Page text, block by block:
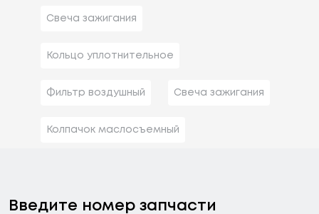
Свеча зажигания
Кольцо уплотнительное
Фильтр воздушный Свеча зажигания
Колпачок маслосъемный
Введите номер запчасти